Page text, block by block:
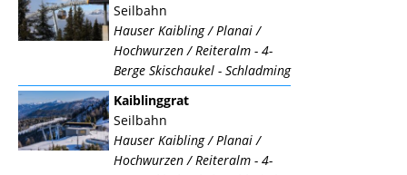
Seilbahn
Hauser Kaibling / Planai /
Hochwurzen / Reiteralm - 4-
Berge Skischaukel - Schladming
Kaiblinggrat
Seilbahn
Hauser Kaibling / Planai /
Hochwurzen / Reiteralm - 4-